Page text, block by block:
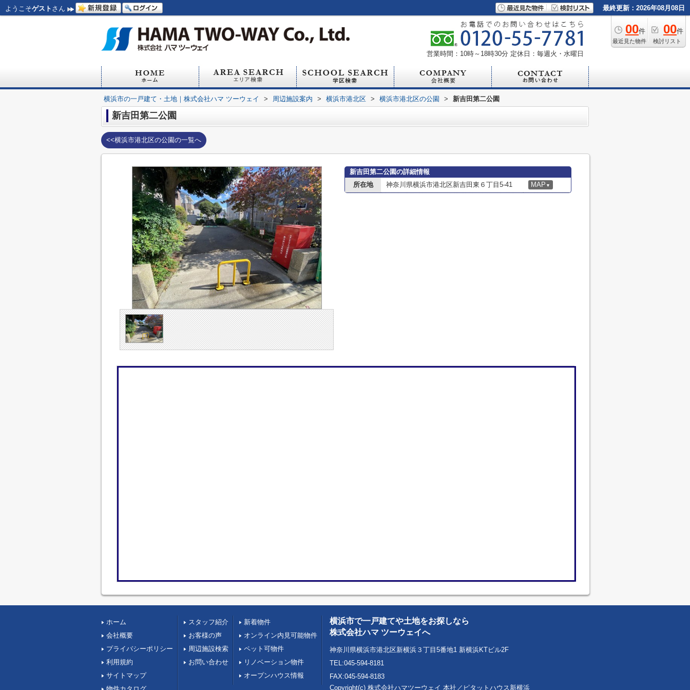
ようこそゲスト さん 最終更新：2026年08月08日
00件
最近見た物件
00件
検討リスト
営業時間：10時～18時30分 定休日：毎週火・水曜日
横浜市の一戸建て・土地｜株式会社ハマ ツーウェイ > 周辺施設案内 > 横浜市港北区 > 横浜市港北区の公園 > 新吉田第二公園
新吉田第二公園
<<横浜市港北区の公園の一覧へ
新吉田第二公園の詳細情報
所在地
神奈川県横浜市港北区新吉田東６丁目5-41 MAP ▼
ホーム
会社概要
プライバシーポリシー
利用規約
サイトマップ
スタッフ紹介
お客様の声
周辺施設検索
お問い合わせ
新着物件
オンライン内見可能物件
ペット可物件
リノベーション物件
オープンハウス情報
横浜市で一戸建てや土地をお探しなら
株式会社ハマ ツーウェイへ
神奈川県横浜市港北区新横浜３丁目5番地1 新横浜KTビル2F
TEL:045-594-8181
FAX:045-594-8183
Copyright(c) 株式会社ハマツーウェイ 本社／ピタットハウス新横浜